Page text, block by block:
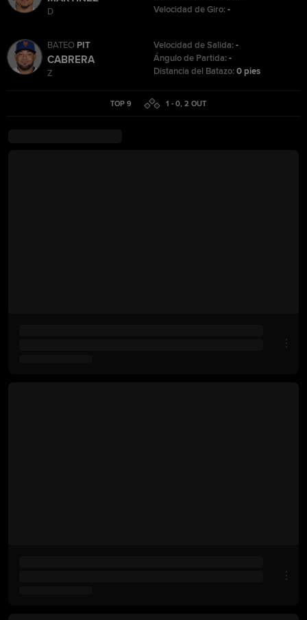
D
Velocidad de Giro:-
BATEO PIT
CABRERA
Z
Velocidad de Salida:-
Ángulo de Partida:-
Distancia del Batazo:0 pies
TOP 9 1 - 0,2 OUT